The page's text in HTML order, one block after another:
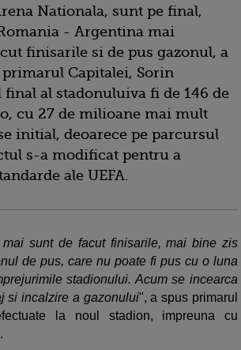
Nationala, sunt pe final,
- Argentina mai
finisarile si de pus gazonul, a
Capitalei, Sorin
final al stadonuluiva fi de 146 de
cu 27 de milioane mai mult
initial, deoarece pe parcursul
s-a modificat pentru a
ale UEFA.
mai sunt de facut finisarile, mai bine zis
de pus, care nu poate fi pus cu o luna
stadionului. Acum se incearca
si incalzire a gazonului", a spus primarul
la noul stadion, impreuna cu
.